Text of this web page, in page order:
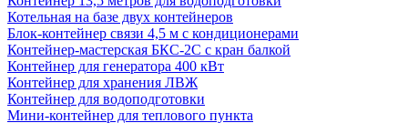
Котельная на базе двух контейнеров
Блок-контейнер связи 4,5 м с кондиционерами
Контейнер-мастерская БКС-2С с кран балкой
Контейнер для генератора 400 кВт
Контейнер для хранения ЛВЖ
Контейнер для водоподготовки
Мини-контейнер для теплового пункта